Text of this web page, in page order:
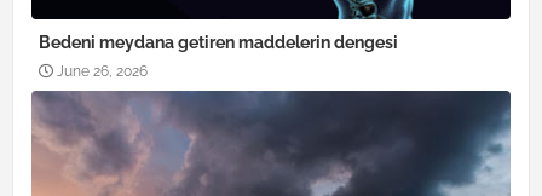
Bedeni meydana getiren maddelerin dengesi
June 26, 2026